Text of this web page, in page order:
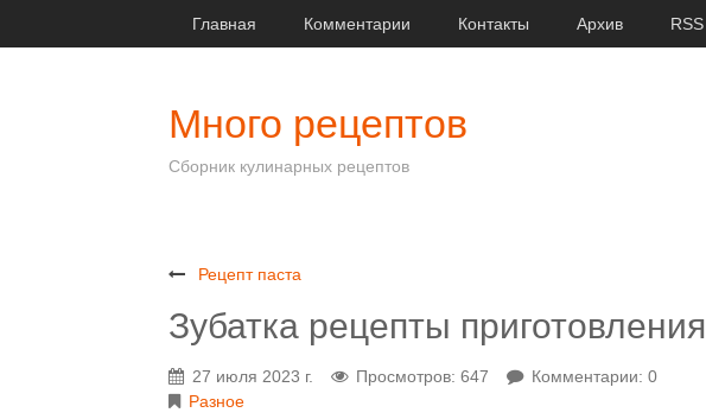
Главная Комментарии Контакты Архив RSS
Много рецептов
Сборник кулинарных рецептов
Рецепт паста
Зубатка рецепты приготовления
27 июля 2023 г. Просмотров: 647
Комментарии: 0
Разное